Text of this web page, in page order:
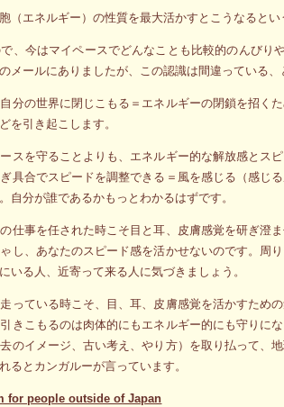
（エネルギー）の性質を最大活かすとこうなるとい
で、今はマイペースでどんなことも比較的のんび
メールにありましたが、この認識は間違っている、
分の世界に閉じこもる＝エネルギーの閉鎖を招く
を引き起こします。
スを守ることよりも、エネルギー的な解放感とス
具合でスピードを調整できる＝風を感じる（感じ
自分が誰であるかもっとわかるはずです。
仕事を任された時こそ目と耳、皮膚感覚を研ぎ澄
し、あなたのスピード感を活かせないのです。周
いる人、近寄って来る人に気づきましょう。
っている時こそ、目、耳、皮膚感覚を活かすため
きこもるのは肉体的にもエネルギー的にも守りに
のイメージ、古い考え、やり方）を取り払って、
るとカンガルーが言っています。
for people outside of Japan